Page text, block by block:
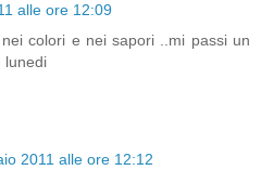
alle ore 12:09
colori e nei sapori ..mi passi un
lunedi
2011 alle ore 12:12